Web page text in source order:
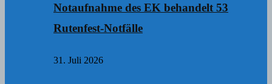
Notaufnahme des EK behandelt 53
Rutenfest-Notfälle
31. Juli 2026